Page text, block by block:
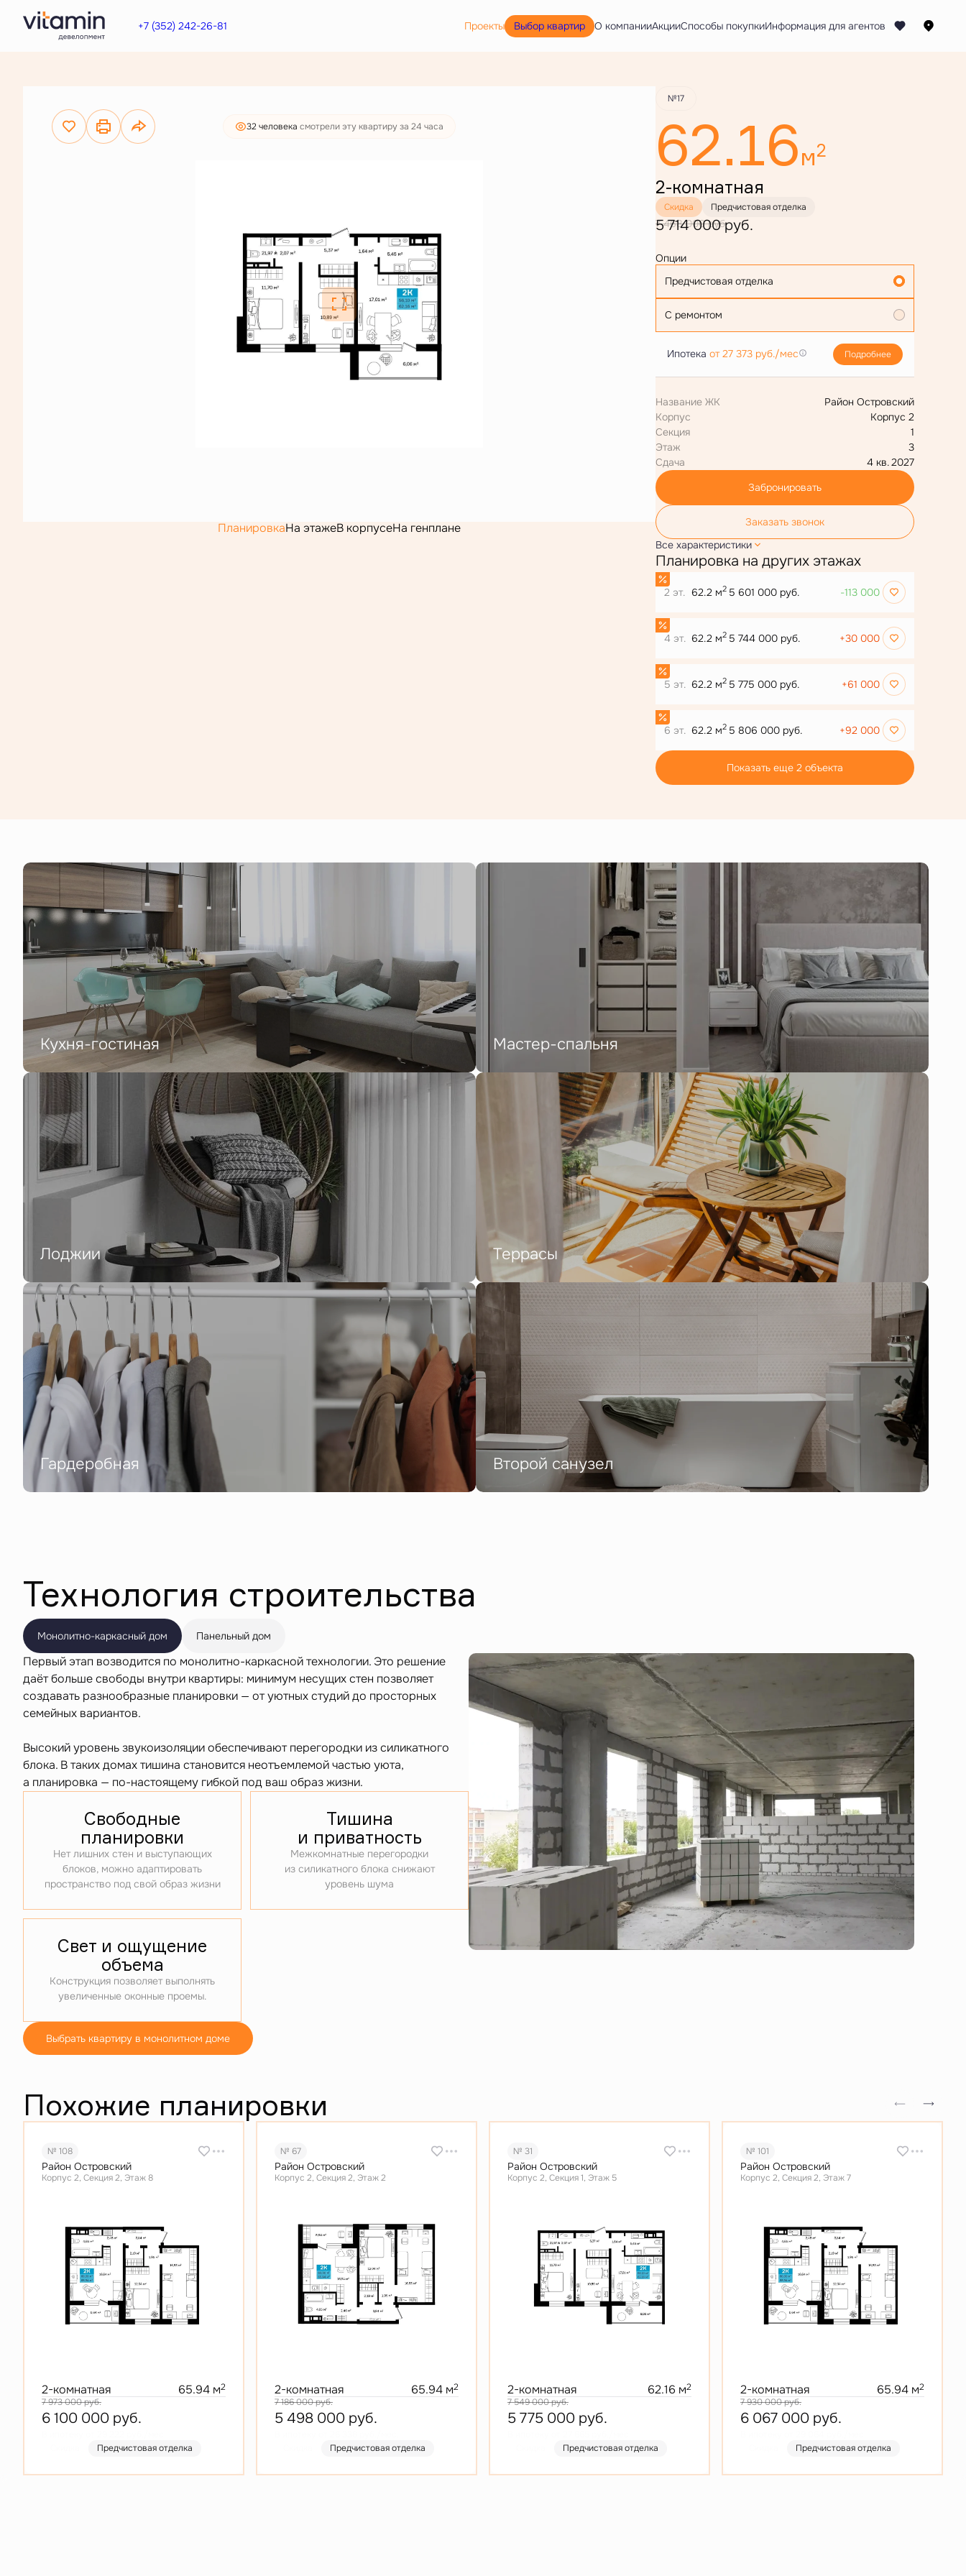
+7 (352) 242-26-81 Проекты Выбор квартир О компанииАкцииСпособы покупки
2-комнатная 62.16 м 2
5 714 000 руб. Забронировать
32 человекa смотрели эту квартиру за 24 часа
ПланировкаНа этажеВ корпусеНа генплане
№17
62.16м2
2-комнатная
Скидка Предчистовая отделка
7 468 000 руб.
5 714 000 руб.
Опции
Предчистовая отделка
С ремонтом
Ипотека от 27 373 руб./мес Подробнее
Название ЖК
Район Островский
Корпус
Корпус 2
Секция
1
Этаж
3
Сдача
4 кв. 2027
Забронировать
Заказать звонок
Все характеристики
Планировка на других этажах
2 эт. 62.2 м2 5 601 000 руб. -113 000
4 эт. 62.2 м2 5 744 000 руб. +30 000
5 эт. 62.2 м2 5 775 000 руб. +61 000
6 эт. 62.2 м2 5 806 000 руб. +92 000
Показать еще 2 объектa
Кухня-гостиная Мастер-спальня
Лоджии Террасы
Гардеробная Второй санузел
Технология строительства
Монолитно-каркасный дом Панельный дом
Первый этап возводится по монолитно-каркасной технологии. Это решение
даёт больше свободы внутри квартиры: минимум несущих стен позволяет
создавать разнообразные планировки — от уютных студий до просторных
семейных вариантов.
Высокий уровень звукоизоляции обеспечивают перегородки из силикатного
блока. В таких домах тишина становится неотъемлемой частью уюта,
а планировка — по-настоящему гибкой под ваш образ жизни.
Свободные
планировки
Нет лишних стен и выступающих
блоков, можно адаптировать
пространство под свой образ жизни
Тишина
и приватность
Межкомнатные перегородки
из силикатного блока снижают
уровень шума
Свет и ощущение
объема
Конструкция позволяет выполнять
увеличенные оконные проемы.
Выбрать квартиру в монолитном доме
Похожие планировки
№ 108
Район Островский
Корпус 2, Секция 2, Этаж 8
2-комнатная 65.94 м2
7 973 000руб.
6 100 000 руб.
Предчистовая отделка
№ 67
Район Островский
Корпус 2, Секция 2, Этаж 2
2-комнатная 65.94 м2
7 186 000руб.
5 498 000 руб.
Предчистовая отделка
№ 31
Район Островский
Корпус 2, Секция 1, Этаж 5
2-комнатная 62.16 м2
7 549 000руб.
5 775 000 руб.
Предчистовая отделка
№ 101
Район Островский
Корпус 2, Секция 2, Этаж 7
2-комнатная 65.94 м2
7 930 000руб.
6 067 000 руб.
Предчистовая отделка